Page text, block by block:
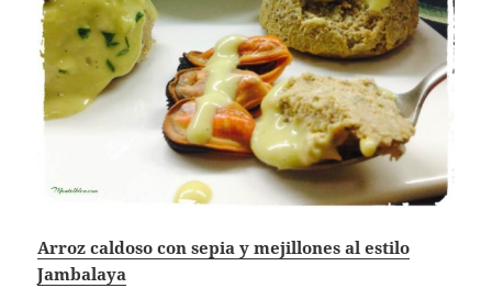
Arroz caldoso con sepia y mejillones al estilo
Jambalaya